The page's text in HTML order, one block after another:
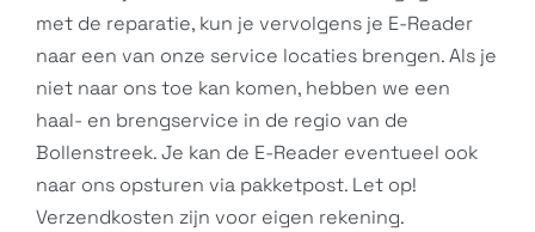
met de reparatie, kun je vervolgens je E-Reader
naar een van onze service locaties brengen. Als je
niet naar ons toe kan komen, hebben we een
haal- en brengservice in de regio van de
Bollenstreek. Je kan de E-Reader eventueel ook
naar ons opsturen via pakketpost. Let op!
Verzendkosten zijn voor eigen rekening.